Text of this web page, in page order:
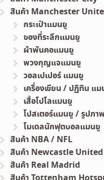
สินค้า Manchester
กระเป๋าแมนยู
ของที่ระลึกแมนยู
ผ้าพันคอแมนยู
พวงกุญแจแมนยู
วอลเปเปอร์ แมนยู
เครื่องเขียน / ปฏิทิน แ
เสื้อโปโลแมนยู
โปสเตอร์แมนยู / รูปภ
โมเดลนักฟุตบอลแมนยู
สินค้า NBA / NFL
สินค้า Newcastle United
สินค้า Real Madrid